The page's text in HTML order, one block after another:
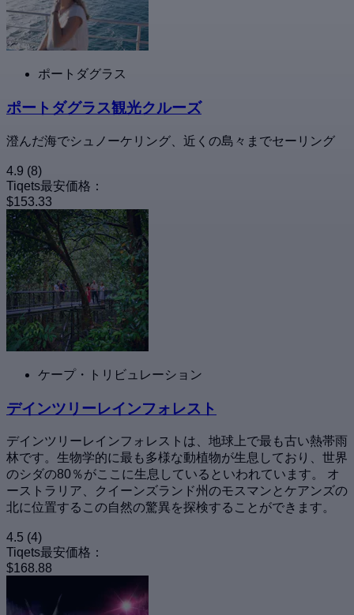
ポートダグラス
ポートダグラス観光クルーズ
澄んだ海でシュノーケリング、近くの島々までセーリング
4.9 (8)
Tiqets最安価格：
$153.33
ケープ・トリビュレーション
デインツリーレインフォレスト
デインツリーレインフォレストは、地球上で最も古い熱帯雨
林です。生物学的に最も多様な動植物が生息しており、世界
のシダの80％がここに生息しているといわれています。 オ
ーストラリア、クイーンズランド州のモスマンとケアンズの
北に位置するこの自然の驚異を探検することができます。
4.5 (4)
Tiqets最安価格：
$168.88